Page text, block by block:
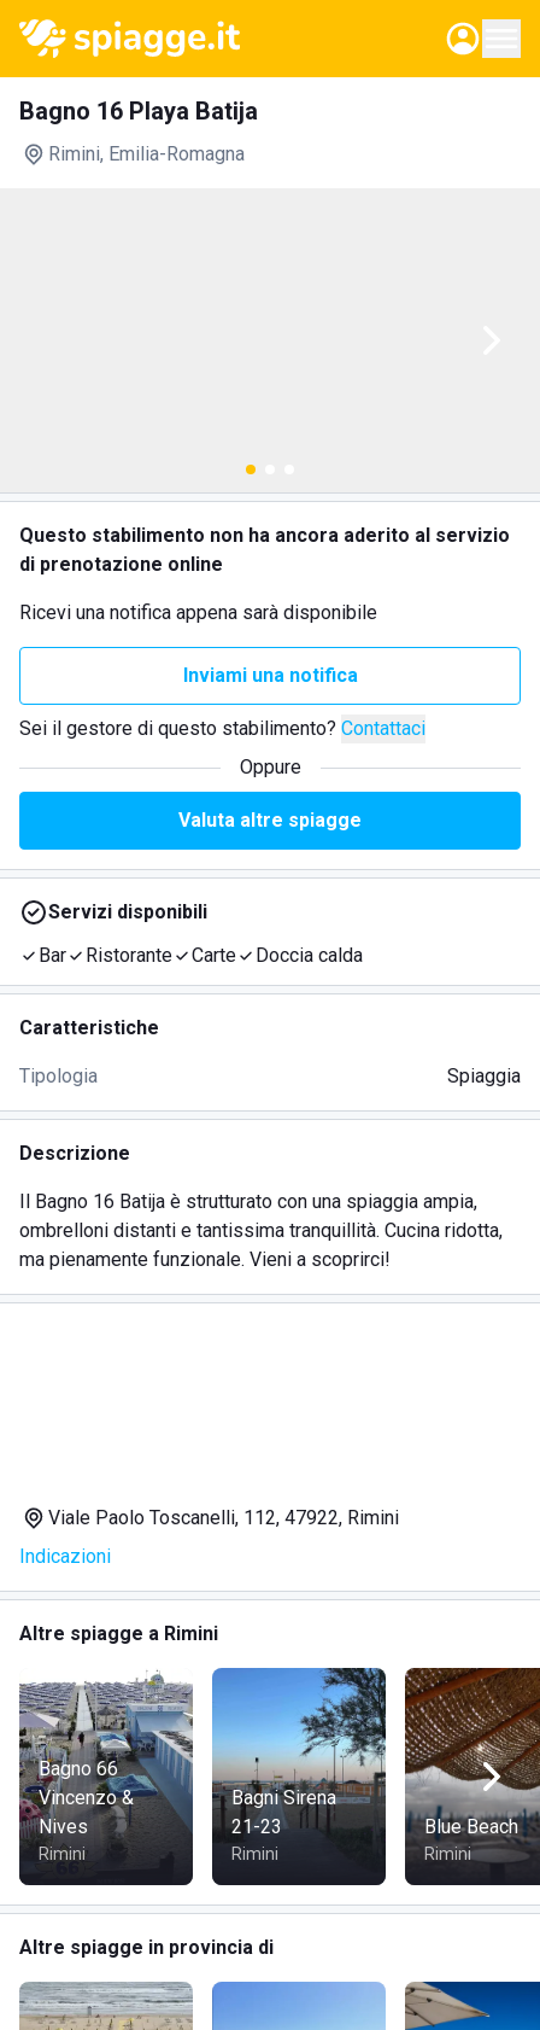
Bagno 16 Playa Batija
Rimini, Emilia-Romagna
Questo stabilimento non ha ancora aderito al servizio
di prenotazione online
Ricevi una notifica appena sarà disponibile
Inviami una notifica
Sei il gestore di questo stabilimento? Contattaci
Oppure
Valuta altre spiagge
Servizi disponibili
Bar
Ristorante Carte Doccia calda
Caratteristiche
Tipologia Spiaggia
Descrizione
Il Bagno 16 Batija è strutturato con una spiaggia ampia,
ombrelloni distanti e tantissima tranquillità. Cucina ridotta,
ma pienamente funzionale. Vieni a scoprirci!
Viale Paolo Toscanelli, 112, 47922, Rimini
Indicazioni
Altre spiagge a Rimini
Bagno 66
Vincenzo &
Nives
Rimini
Bagni Sirena
21-23
Rimini
Blue Beach
Rimini
Altre spiagge in provincia di